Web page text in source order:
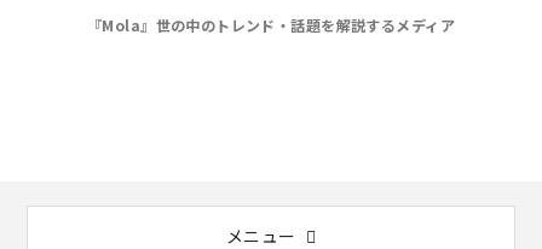
『Mola』世の中のトレンド・話題を解説するメディア
メニュー